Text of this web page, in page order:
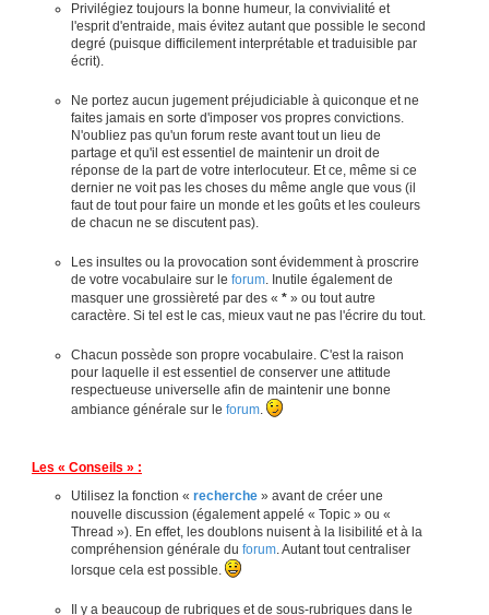
Privilégiez toujours la bonne humeur, la convivialité et
l'esprit d'entraide, mais évitez autant que possible le second
degré (puisque difficilement interprétable et traduisible par
écrit).
Ne portez aucun jugement préjudiciable à quiconque et ne
faites jamais en sorte d'imposer vos propres convictions.
N'oubliez pas qu'un forum reste avant tout un lieu de
partage et qu'il est essentiel de maintenir un droit de
réponse de la part de votre interlocuteur. Et ce, même si ce
dernier ne voit pas les choses du même angle que vous (il
faut de tout pour faire un monde et les goûts et les couleurs
de chacun ne se discutent pas).
Les insultes ou la provocation sont évidemment à proscrire
de votre vocabulaire sur le forum. Inutile également de
masquer une grossièreté par des « * » ou tout autre
caractère. Si tel est le cas, mieux vaut ne pas l'écrire du tout.
Chacun possède son propre vocabulaire. C'est la raison
pour laquelle il est essentiel de conserver une attitude
respectueuse universelle afin de maintenir une bonne
ambiance générale sur le forum.
Les « Conseils » :
Utilisez la fonction « recherche » avant de créer une
nouvelle discussion (également appelé « Topic » ou «
Thread »). En effet, les doublons nuisent à la lisibilité et à la
compréhension générale du forum . Autant tout centraliser
lorsque cela est possible.
Il y a beaucoup de rubriques et de sous-rubriques dans le